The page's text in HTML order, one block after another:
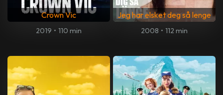
Crown Vic
2019 • 110 min
Jeg har elsket deg så lenge
2008 • 112 min